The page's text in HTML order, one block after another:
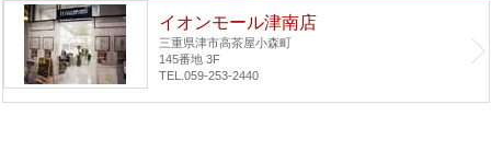
イオンモール津南店
三重県津市高茶屋小森町
145番地 3F
TEL.059-253-2440